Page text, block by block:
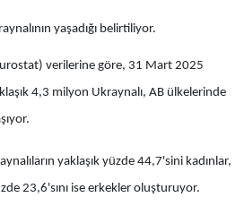
yaşadığı belirtiliyor.
verilerine göre, 31 Mart 2025
4,3 milyon Ukraynalı, AB ülkelerinde
yaklaşık yüzde 44,7'sini kadınlar,
23,6'sını ise erkekler oluşturuyor.